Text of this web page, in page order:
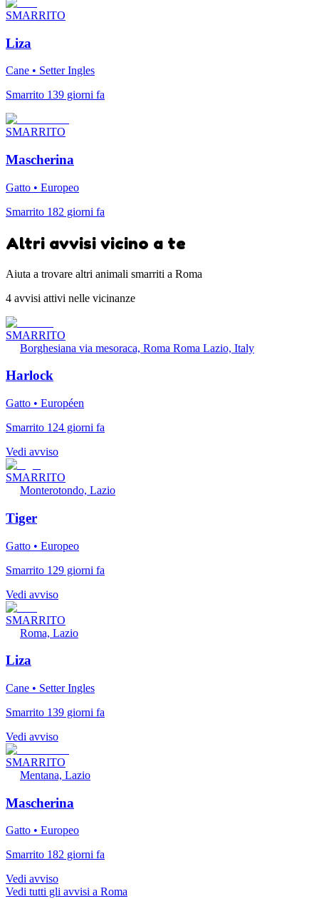
SMARRITO
Liza
Cane • Setter Ingles
Smarrito 139 giorni fa
SMARRITO
Mascherina
Gatto • Europeo
Smarrito 182 giorni fa
Altri avvisi vicino a te
Aiuta a trovare altri animali smarriti a Roma
4 avvisi attivi nelle vicinanze
SMARRITO
Borghesiana via mesoraca, Roma Roma Lazio, Italy
Harlock
Gatto • Européen
Smarrito 124 giorni fa
Vedi avviso
SMARRITO
Monterotondo, Lazio
Tiger
Gatto • Europeo
Smarrito 129 giorni fa
Vedi avviso
SMARRITO
Roma, Lazio
Liza
Cane • Setter Ingles
Smarrito 139 giorni fa
Vedi avviso
SMARRITO
Mentana, Lazio
Mascherina
Gatto • Europeo
Smarrito 182 giorni fa
Vedi avviso
Vedi tutti gli avvisi a Roma